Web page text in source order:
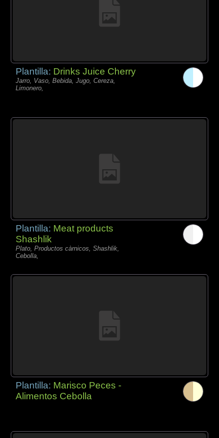
Plantilla: Drinks Juice Cherry
Jarro, Vaso, Bebida, Jugo, Cereza,
Limonero,
Plantilla: Meat products
Shashlik
Plato, Productos càrnicos, Shashlik,
Cebolla,
Plantilla: Marisco Peces -
Alimentos Cebolla